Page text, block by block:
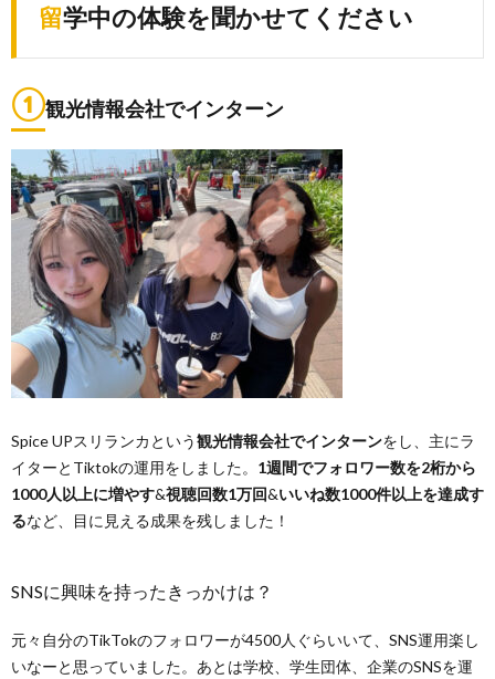
留学中の体験を聞かせてください
①観光情報会社でインターン
Spice UPスリランカという観光情報会社でインターンをし、主にラ
イターとTiktokの運用をしました。 1週間でフォロワー数を2桁から
1000人以上に増やす&視聴回数1万回&いいね数1000件以上を達成す
るなど、目に見える成果を残しました！
SNSに興味を持ったきっかけは？
元々自分のTikTokのフォロワーが4500人ぐらいいて、SNS運用楽し
いなーと思っていました。あとは学校、学生団体、企業のSNSを運